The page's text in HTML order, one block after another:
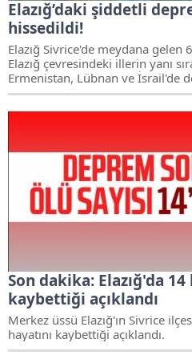
Elazığ’daki şiddetli
hissedildi!
Elazığ Sivrice'de meydana
Elazığ çevresindeki illerin yanı
Ermenistan, Lübnan ve İsrail'de
Son dakika: Elazığ'da
kaybettiği açıklandı
Merkez üssü Elazığ'ın Sivrice
hayatını kaybettiği açıklandı.